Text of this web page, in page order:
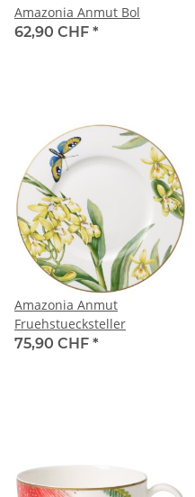
Amazonia Anmut Bol
62,90 CHF *
Amazonia Anmut
Fruehstuecksteller
75,90 CHF *